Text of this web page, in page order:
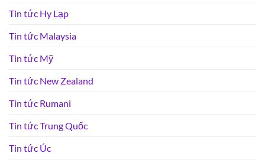
Tin tức Hy Lạp
Tin tức Malaysia
Tin tức Mỹ
Tin tức New Zealand
Tin tức Rumani
Tin tức Trung Quốc
Tin tức Úc